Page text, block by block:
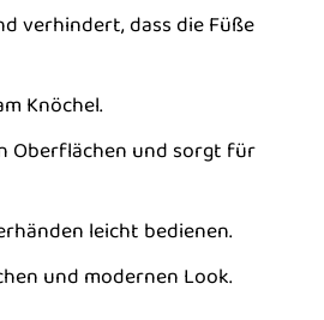
verhindert, dass die Füße
Knöchel.
Oberflächen und sorgt für
leicht bedienen.
und modernen Look.